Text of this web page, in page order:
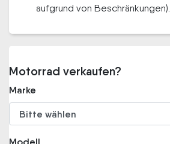
aufgrund von Beschränkungen).
Motorrad verkaufen?
Marke